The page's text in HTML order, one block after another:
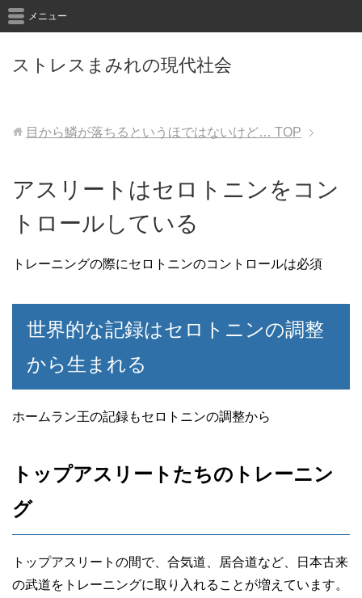
ストレスまみれの現代社会
メニュー
目から鱗が落ちるというほではないけど… TOP
アスリートはセロトニンをコン
トロールしている
トレーニングの際にセロトニンのコントロールは必須
世界的な記録はセロトニンの調整
から生まれる
ホームラン王の記録もセロトニンの調整から
トップアスリートたちのトレーニン
グ
トップアスリートの間で、合気道、居合道など、日本古来
の武道をトレーニングに取り入れることが増えています。